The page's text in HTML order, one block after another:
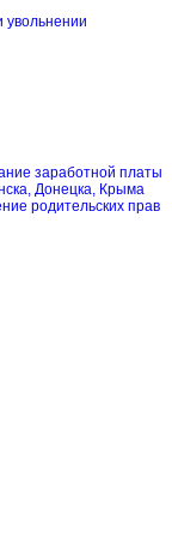
увольнении
заработной платы
Донецка, Крыма
родительских прав